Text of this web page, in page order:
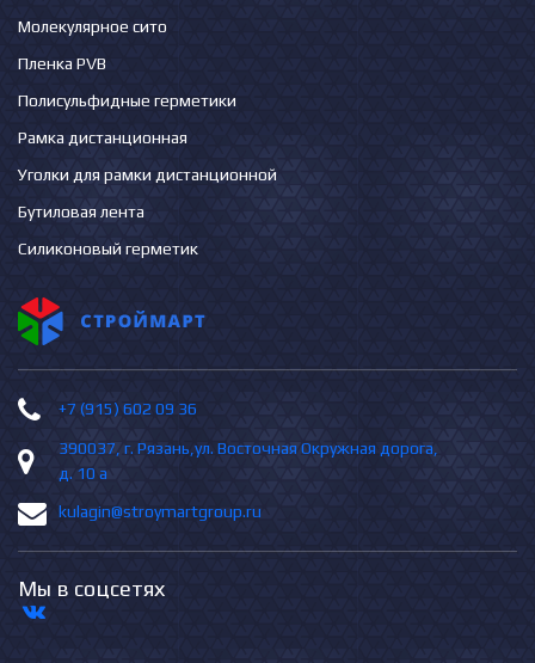
Молекулярное сито
Пленка PVB
Полисульфидные герметики
Рамка дистанционная
Уголки для рамки дистанционной
Бутиловая лента
Силиконовый герметик
+7 (915) 602 09 36
390037, г. Рязань,ул. Восточная Окружная дорога,
д. 10 а
kulagin@stroymartgroup.ru
Мы в соцсетях